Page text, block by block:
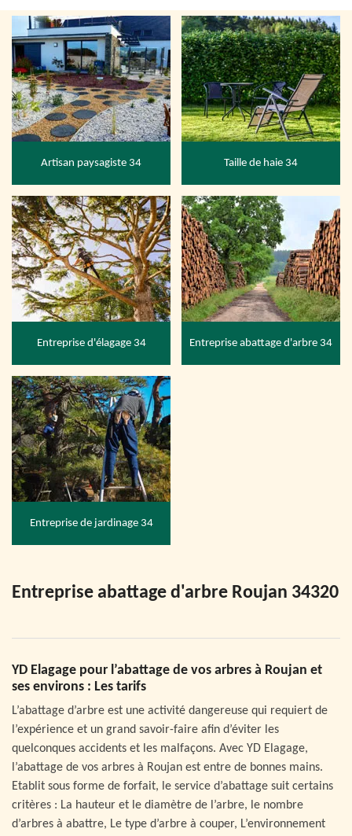
Artisan paysagiste 34 Taille de haie 34
Entreprise d'élagage 34 Entreprise abattage d'arbre 34
Entreprise de jardinage 34
Entreprise abattage d'arbre Roujan 34320
YD Elagage pour l’abattage de vos arbres à Roujan et
ses environs : Les tarifs
L’abattage d’arbre est une activité dangereuse qui requiert de
l’expérience et un grand savoir-faire afin d’éviter les
quelconques accidents et les malfaçons. Avec YD Elagage,
l’abattage de vos arbres à Roujan est entre de bonnes mains.
Etablit sous forme de forfait, le service d’abattage suit certains
critères : La hauteur et le diamètre de l’arbre, le nombre
d’arbres à abattre, Le type d’arbre à couper, L’environnement